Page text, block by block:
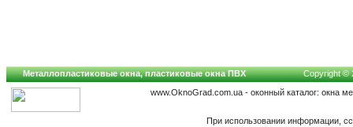
Металлопластиковые окна, пластиковые окна ПВХ
Copyright ©
www.OknoGrad.com.ua - оконный каталог: окна
При использовании информации,